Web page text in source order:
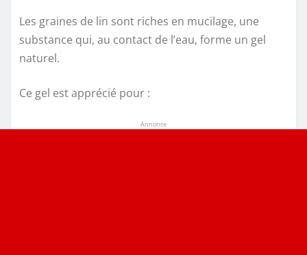
Les graines de lin sont riches en mucilage, une
substance qui, au contact de l’eau, forme un gel
naturel.
Ce gel est apprécié pour :
Annonce